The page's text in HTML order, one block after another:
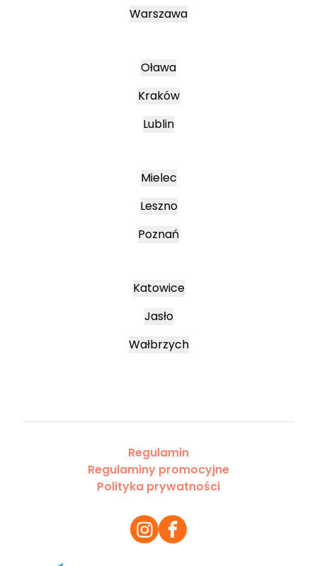
Warszawa
Oława
Kraków
Lublin
Mielec
Leszno
Poznań
Katowice
Jasło
Wałbrzych
Regulamin
Regulaminy promocyjne
Polityka prywatności